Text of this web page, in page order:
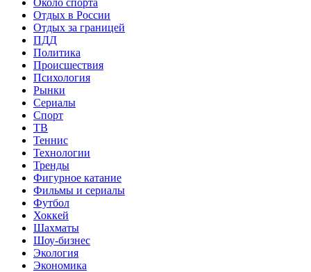
Отдых в России
Отдых за границей
ПДД
Политика
Происшествия
Психология
Рынки
Сериалы
Спорт
ТВ
Теннис
Технологии
Тренды
Фигурное катание
Фильмы и сериалы
Футбол
Хоккей
Шахматы
Шоу-бизнес
Экология
Экономика